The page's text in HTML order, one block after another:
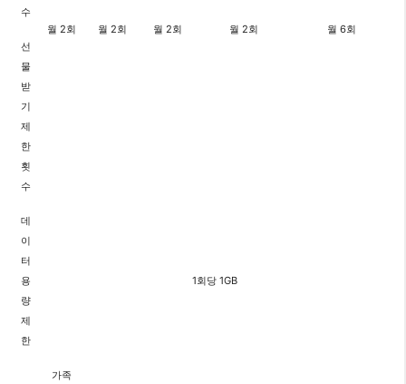
수
월 2회
월 2회 월 2회 월 2회
월 6회
선
물
받
기
제
한
횟
수
데
이
터
용
량
제
한
1회당 1GB
가족